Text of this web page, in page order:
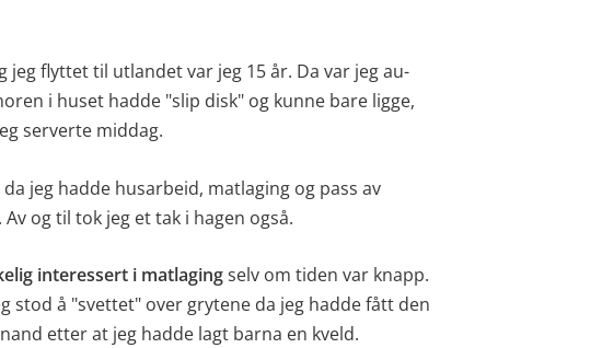
jeg flyttet til utlandet var jeg 15 år. Da var jeg au-
i huset hadde "slip disk" og kunne bare ligge,
serverte middag.
jeg hadde husarbeid, matlaging og pass av
og til tok jeg et tak i hagen også.
interessert i matlagingselv om tiden var knapp.
stod å "svettet" over grytene da jeg hadde fått den
etter at jeg hadde lagt barna en kveld.